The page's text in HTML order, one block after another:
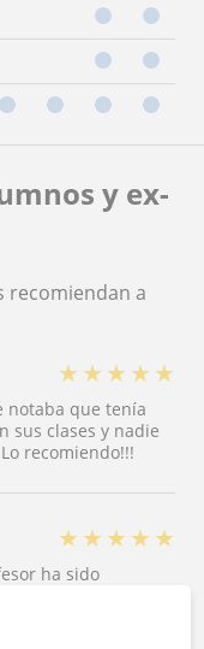
y ex-
recomiendan a
★ ★ ★ ★ ★
notaba que tenía
sus clases y nadie
recomiendo!!!
★ ★ ★ ★ ★
ha sido
y fue paciente